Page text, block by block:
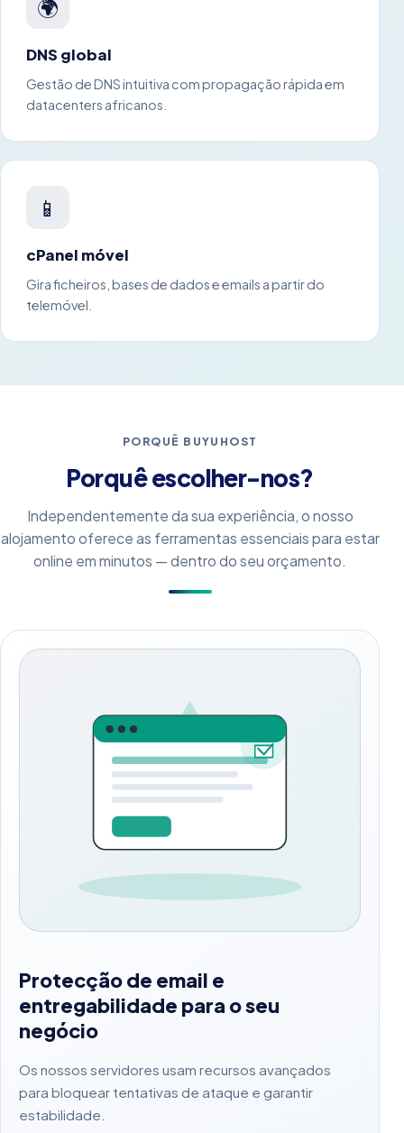
🌍
DNS global
Gestão de DNS intuitiva com propagação rápida em
datacenters africanos.
📱
cPanel móvel
Gira ficheiros, bases de dados e emails a partir do
telemóvel.
PORQUÊ BUYUHOST
Porquê escolher-nos?
Independentemente da sua experiência, o nosso
alojamento oferece as ferramentas essenciais para estar
online em minutos — dentro do seu orçamento.
Protecção de email e
entregabilidade para o seu
negócio
Os nossos servidores usam recursos avançados
para bloquear tentativas de ataque e garantir
estabilidade.